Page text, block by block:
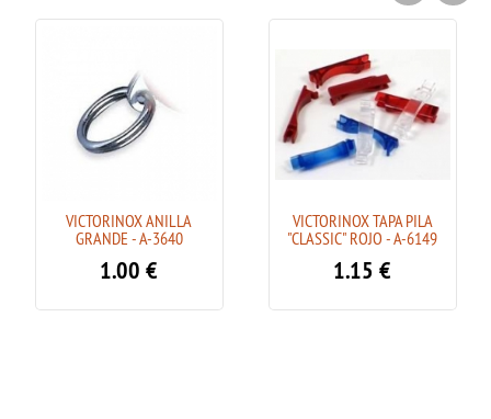
VICTORINOX ANILLA
GRANDE - A-3640
1.00 €
VICTORINOX TAPA PILA
"CLASSIC" ROJO - A-6149
1.15 €